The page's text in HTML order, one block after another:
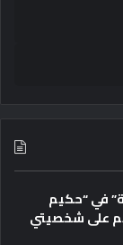
في “حكيم
على شخصيتي